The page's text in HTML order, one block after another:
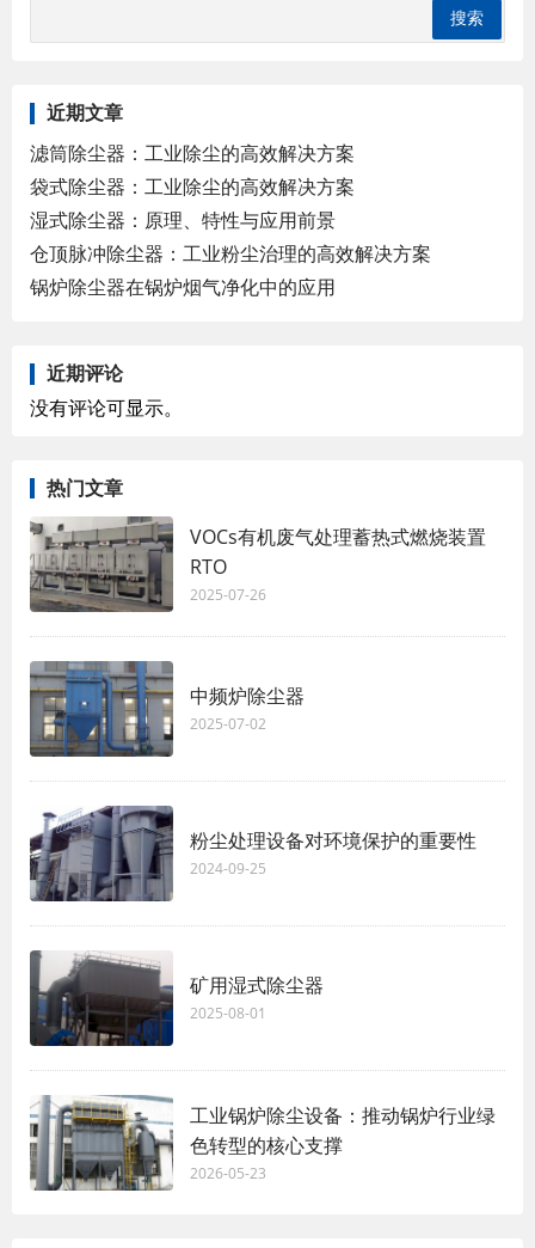
近期文章
滤筒除尘器：工业除尘的高效解决方案
袋式除尘器：工业除尘的高效解决方案
湿式除尘器：原理、特性与应用前景
仓顶脉冲除尘器：工业粉尘治理的高效解决方案
锅炉除尘器在锅炉烟气净化中的应用
近期评论
没有评论可显示。
热门文章
VOCs有机废气处理蓄热式燃烧装置
RTO
2025-07-26
中频炉除尘器
2025-07-02
粉尘处理设备对环境保护的重要性
2024-09-25
矿用湿式除尘器
2025-08-01
工业锅炉除尘设备：推动锅炉行业绿
色转型的核心支撑
2026-05-23